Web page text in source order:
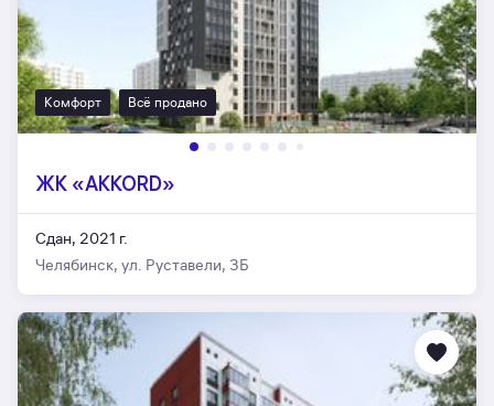
Комфорт Всё продано
ЖК «AKKORD»
Сдан, 2021 г.
Челябинск, ул. Руставели, 3Б